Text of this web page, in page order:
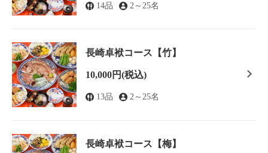
14品 2～25名
長崎卓袱コース【竹】
10,000円(税込)
13品 2～25名
長崎卓袱コース【梅】